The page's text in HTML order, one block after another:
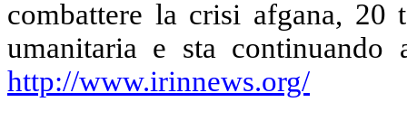
combattere la crisi afgana, 20
umanitaria e sta
http://www.irinnews.org/